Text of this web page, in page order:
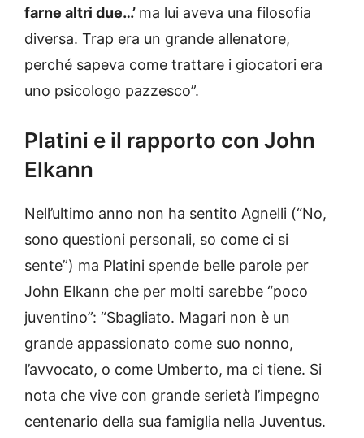
farne altri due…’ ma lui aveva una filosofia
diversa. Trap era un grande allenatore,
perché sapeva come trattare i giocatori era
uno psicologo pazzesco”.
Platini e il rapporto con John
Elkann
Nell’ultimo anno non ha sentito Agnelli (“No,
sono questioni personali, so come ci si
sente”) ma Platini spende belle parole per
John Elkann che per molti sarebbe “poco
juventino”: “Sbagliato. Magari non è un
grande appassionato come suo nonno,
l’avvocato, o come Umberto, ma ci tiene. Si
nota che vive con grande serietà l’impegno
centenario della sua famiglia nella Juventus.